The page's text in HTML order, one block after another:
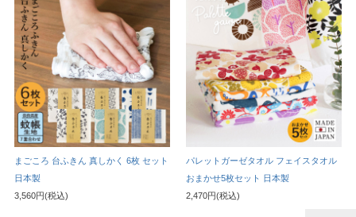
まごころ 台ふきん 真しかく 6枚 セット
日本製
3,560円(税込)
パレットガーゼタオル フェイスタオル
おまかせ5枚セット 日本製
2,470円(税込)